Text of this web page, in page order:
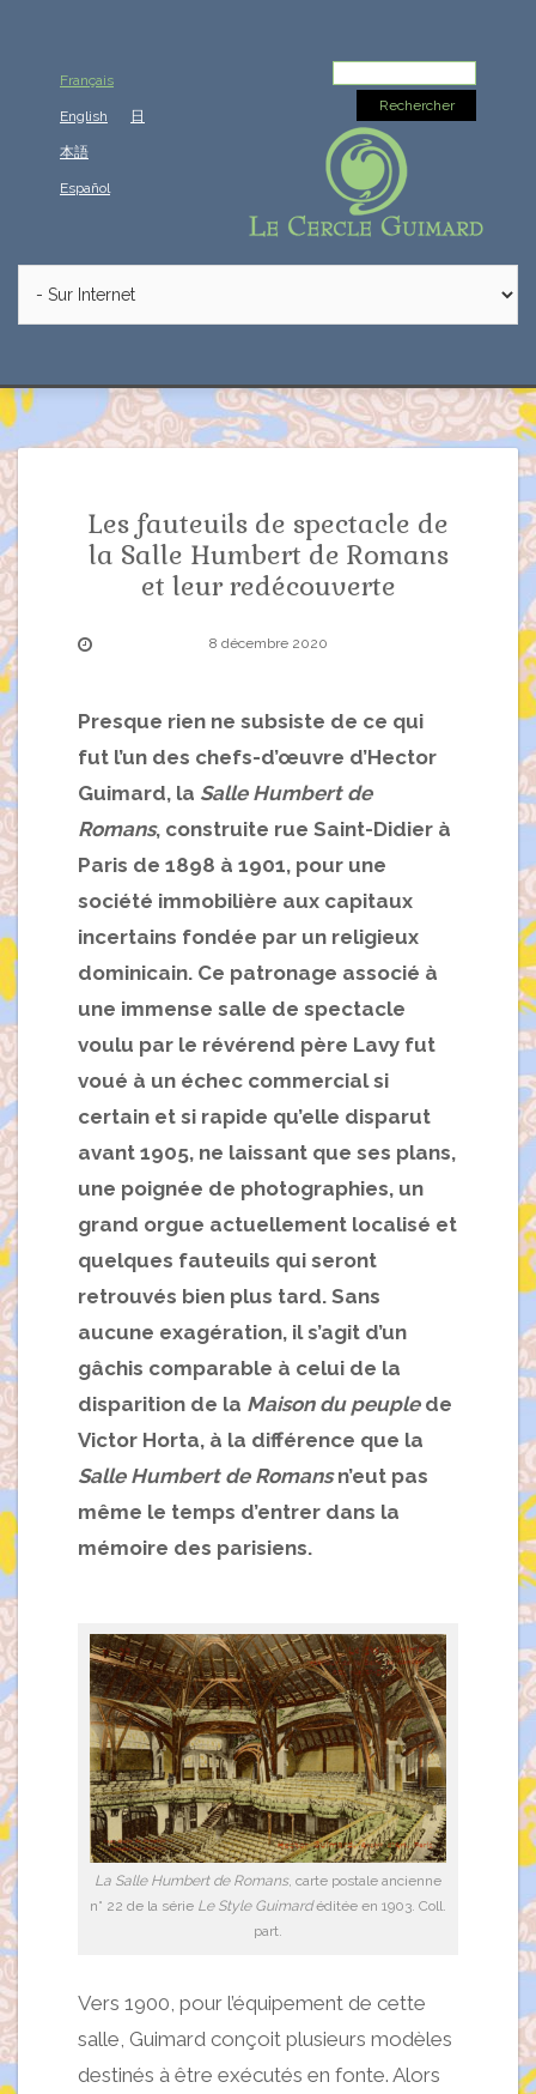
Français
English 日
本語
Español
Les fauteuils de spectacle de
la Salle Humbert de Romans
et leur redécouverte
8 décembre 2020
Presque rien ne subsiste de ce qui
fut l’un des chefs-d’œuvre d’Hector
Guimard, la Salle Humbert de
Romans, construite rue Saint-Didier à
Paris de 1898 à 1901, pour une
société immobilière aux capitaux
incertains fondée par un religieux
dominicain. Ce patronage associé à
une immense salle de spectacle
voulu par le révérend père Lavy fut
voué à un échec commercial si
certain et si rapide qu’elle disparut
avant 1905, ne laissant que ses plans,
une poignée de photographies, un
grand orgue actuellement localisé et
quelques fauteuils qui seront
retrouvés bien plus tard. Sans
aucune exagération, il s’agit d’un
gâchis comparable à celui de la
disparition de la Maison du peuplede
Victor Horta, à la différence que la
Salle Humbert de Romansn’eut pas
même le temps d’entrer dans la
mémoire des parisiens.
La Salle Humbert de Romans, carte postale ancienne
n° 22 de la série Le Style Guimardéditée en 1903. Coll.
part.
Vers 1900, pour l’équipement de cette
salle, Guimard conçoit plusieurs modèles
destinés à être exécutés en fonte. Alors